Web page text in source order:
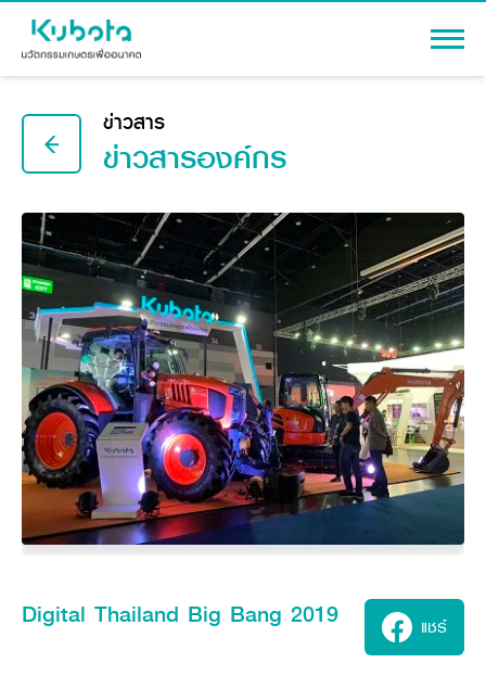
สินค้า
เครื่องจักรกลการเกษตร
แทรกเตอร์
อุปกรณ์ต่อพ่วงแทรกเตอร์
รถเกี่ยวนวดข้าว
รถดำนา
ชุดอุปกรณ์เสริมรถดำนา
เครื่องยนต์ดีเซล
รถไถ
สินค้าอื่น ๆ
เครื่องจักรกลก่อสร้าง
อุปกรณ์ต่อพ่วงรถขุด
โปรโมชัน
สาระความรู้
ผู้แทนจำหน่าย
เครื่องจักรกลการเกษตร
เครื่องจักรกลการเกษตร
ศูนย์จำหน่ายกล้าแผ่นฯ
ศูนย์จำหน่ายกล้าแผ่นคูโบต้า
สิ่งที่ผู้ลงทุนจะได้รับ
วัสดุอุปกรณ์
ข้อมูลองค์กร
รู้จักสยามคูโบต้า
ประวัติบริษัท
วิสัยทัศน์และนโยบาย
ธุรกิจต่างประเทศ
สมัครงาน
สมัครงานคูโบต้า
ตำแหน่งงานว่าง
สวัสดิการพนักงาน
ข่าวสาร
ข่าวและกิจกรรมที่แนะนำ
ออนไลน์
โชว์รูม
ข่าวสาร
ข่าวสารองค์กร
Digital Thailand Big Bang 2019 แชร์